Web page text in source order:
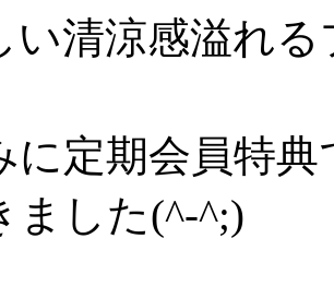
い清涼感溢れ
に定期会員特
ました(^-^;)